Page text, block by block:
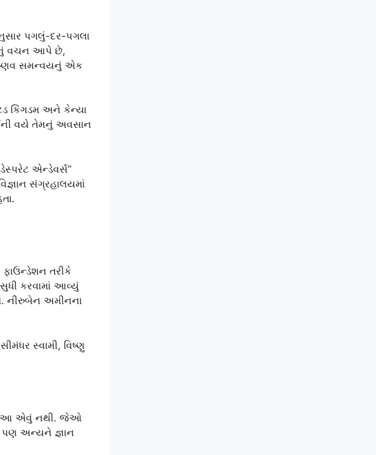
પગલું-દર-પગલા
વચન આપે છે,
સમન્વયનું એક
કિંગડમ અને કેન્યા
વયે તેમનું અવસાન
એન્ડેવર્સ”
સંગ્રહાલયમાં
તરીકે
કરવામાં આવ્યું
નીરુબેન અમીનના
સ્વામી, વિષ્ણુ
આ એવું નથી. જેઓ
પણ અન્યને જ્ઞાન